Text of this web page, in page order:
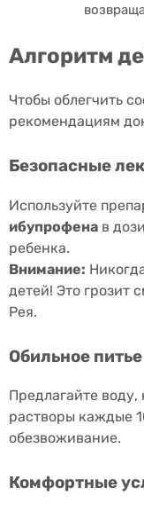
Алгоритм
Чтобы облегчить
рекомендациям
Безопасные
Используйте
ибупрофена в
ребенка.
Внимание:
детей! Это грозит
Рея.
Обильное питье
Предлагайте
растворы каждые
обезвоживание.
Комфортные